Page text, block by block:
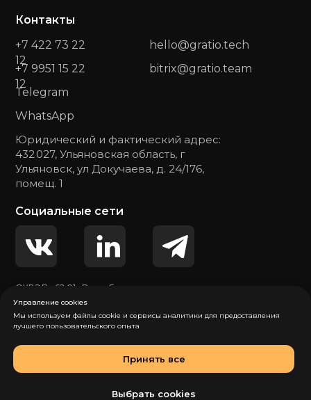
© 2026 Общество с ограниченной
ответственностью «Гратио». Все права
Политика обработки персональных данных
Юридический и фактический адрес:
432 027, Ульяновская область, г
Ульяновск, ул Докучаева, д. 24/176,
помещ. 1
WhatsApp
Telegram
+7 422 73 22
12
+7 9951 15 22
12
Контакты
Социальные сети
bitrix@gratio.team
hello@gratio.tech
ОКВЭД - 62.01 «Разработка компьютерного
программного обеспечения»
Управление cookies
Мы используем файлы cookie и сервисы аналитики для предоставления
лучшего пользовательского опыта
Принять все
Выбрать cookies